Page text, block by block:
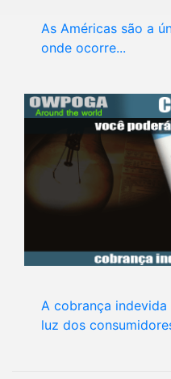
As Américas são a
onde ocorre...
A cobrança
luz dos